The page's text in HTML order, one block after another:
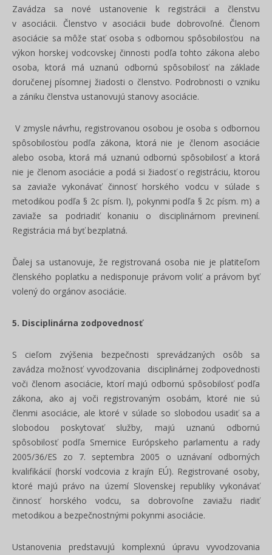
Zavádza sa nové ustanovenie k registrácii a členstvu
v asociácii. Členstvo v asociácii bude dobrovoľné. Členom
asociácie sa môže stať osoba s odbornou spôsobilosťou na
výkon horskej vodcovskej činnosti podľa tohto zákona alebo
osoba, ktorá má uznanú odbornú spôsobilosť na základe
doručenej písomnej žiadosti o členstvo. Podrobnosti o vzniku
a zániku členstva ustanovujú stanovy asociácie.
V zmysle návrhu, registrovanou osobou je osoba s odbornou
spôsobilosťou podľa zákona, ktorá nie je členom asociácie
alebo osoba, ktorá má uznanú odbornú spôsobilosť a ktorá
nie je členom asociácie a podá si žiadosť o registráciu, ktorou
sa zaviaže vykonávať činnosť horského vodcu v súlade s
metodikou podľa § 2c písm. l), pokynmi podľa § 2c písm. m) a
zaviaže sa podriadiť konaniu o disciplinárnom previnení.
Registrácia má byť bezplatná.
Ďalej sa ustanovuje, že registrovaná osoba nie je platiteľom
členského poplatku a nedisponuje právom voliť a právom byť
volený do orgánov asociácie.
5. Disciplinárna zodpovednosť
S cieľom zvýšenia bezpečnosti sprevádzaných osôb sa
zavádza možnosť vyvodzovania disciplinárnej zodpovednosti
voči členom asociácie, ktorí majú odbornú spôsobilosť podľa
zákona, ako aj voči registrovaným osobám, ktoré nie sú
členmi asociácie, ale ktoré v súlade so slobodou usadiť sa a
slobodou poskytovať služby, majú uznanú odbornú
spôsobilosť podľa Smernice Európskeho parlamentu a rady
2005/36/ES zo 7. septembra 2005 o uznávaní odborných
kvalifikácií (horskí vodcovia z krajín EÚ). Registrované osoby,
ktoré majú právo na území Slovenskej republiky vykonávať
činnosť horského vodcu, sa dobrovoľne zaviažu riadiť
metodikou a bezpečnostnými pokynmi asociácie.
Ustanovenia predstavujú komplexnú úpravu vyvodzovania